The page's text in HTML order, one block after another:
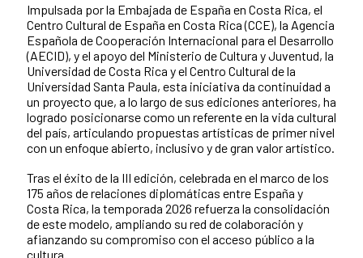
Impulsada por la Embajada de España en Costa Rica, el
Centro Cultural de España en Costa Rica (CCE), la Agencia
Española de Cooperación Internacional para el Desarrollo
(AECID), y el apoyo del Ministerio de Cultura y Juventud, la
Universidad de Costa Rica y el Centro Cultural de la
Universidad Santa Paula, esta iniciativa da continuidad a
un proyecto que, a lo largo de sus ediciones anteriores, ha
logrado posicionarse como un referente en la vida cultural
del país, articulando propuestas artísticas de primer nivel
con un enfoque abierto, inclusivo y de gran valor artístico.
Tras el éxito de la III edición, celebrada en el marco de los
175 años de relaciones diplomáticas entre España y
Costa Rica, la temporada 2026 refuerza la consolidación
de este modelo, ampliando su red de colaboración y
afianzando su compromiso con el acceso público a la
cultura.